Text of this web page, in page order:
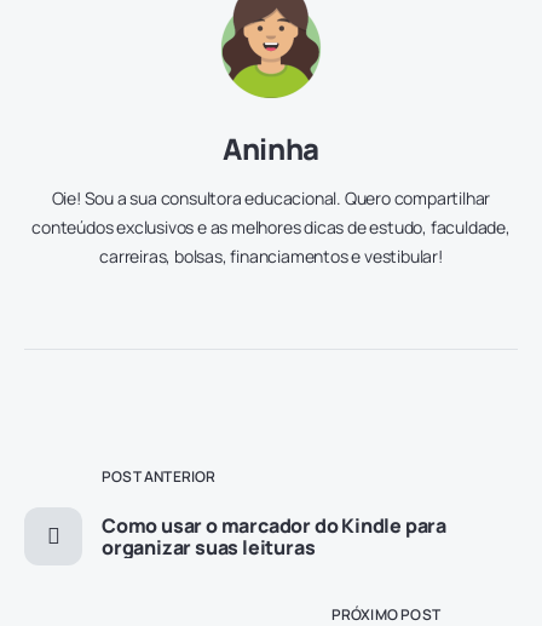
Aninha
Oie! Sou a sua consultora educacional. Quero compartilhar
conteúdos exclusivos e as melhores dicas de estudo, faculdade,
carreiras, bolsas, financiamentos e vestibular!
POST ANTERIOR
Como usar o marcador do Kindle para
organizar suas leituras
PRÓXIMO POST